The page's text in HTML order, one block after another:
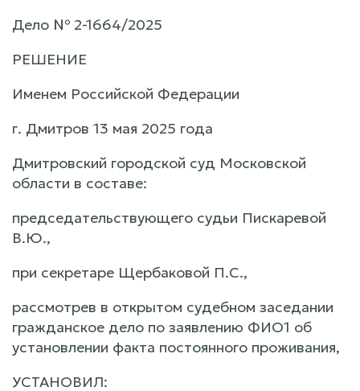
Дело № 2-1664/2025
РЕШЕНИЕ
Именем Российской Федерации
г. Дмитров 13 мая 2025 года
Дмитровский городской суд Московской
области в составе:
председательствующего судьи Пискаревой
В.Ю.,
при секретаре Щербаковой П.С.,
рассмотрев в открытом судебном заседании
гражданское дело по заявлению ФИО1 об
установлении факта постоянного проживания,
УСТАНОВИЛ: